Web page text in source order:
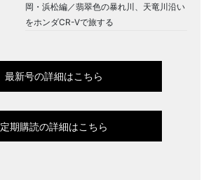
岡・浜松編／翡翠色の暴れ川、天竜川沿い
をホンダCR-Vで旅する
最新号の詳細はこちら
定期購読の詳細はこちら